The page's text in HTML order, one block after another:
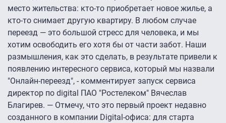
место жительства: кто-то приобретает новое жилье, а
кто-то снимает другую квартиру. В любом случае
переезд — это большой стресс для человека, и мы
хотим освободить его хотя бы от части забот. Наши
размышления, как это сделать, в результате привели к
появлению интересного сервиса, который мы назвали
"Онлайн-переезд", - комментирует запуск сервиса
директор по digital ПАО "Ростелеком" Вячеслав
Благирев. — Отмечу, что это первый проект недавно
созданного в компании Digital-офиса: для старта